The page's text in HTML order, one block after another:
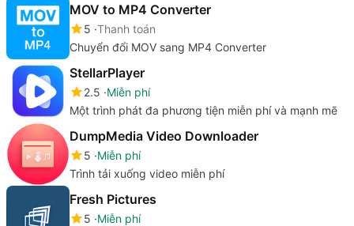
MOV to MP4 Converter
5 Thanh toán
Chuyển đổi MOV sang MP4 Converter
StellarPlayer
2.5 Miễn phí
Một trình phát đa phương tiện miễn phí và mạnh mẽ
DumpMedia Video Downloader
5 Miễn phí
Trình tải xuống video miễn phí
Fresh Pictures
5 Miễn phí